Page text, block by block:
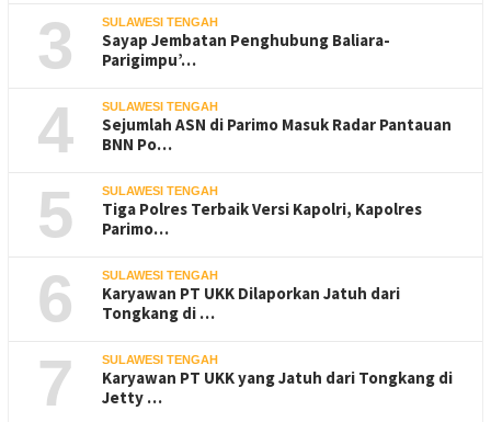
3 SULAWESI TENGAH
Sayap Jembatan Penghubung Baliara-
Parigimpu’…
4 SULAWESI TENGAH
Sejumlah ASN di Parimo Masuk Radar Pantauan
BNN Po…
5 SULAWESI TENGAH
Tiga Polres Terbaik Versi Kapolri, Kapolres
Parimo…
6 SULAWESI TENGAH
Karyawan PT UKK Dilaporkan Jatuh dari
Tongkang di …
7 SULAWESI TENGAH
Karyawan PT UKK yang Jatuh dari Tongkang di
Jetty …